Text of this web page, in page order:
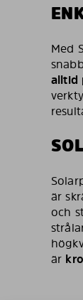
Med
alltid
är
och
är